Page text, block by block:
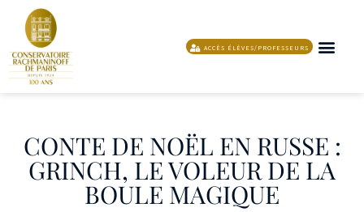
ACCÈS ÉLÈVES/PROFESSEURS
CONTE DE NOËL EN RUSSE :
GRINCH, LE VOLEUR DE LA
BOULE MAGIQUE